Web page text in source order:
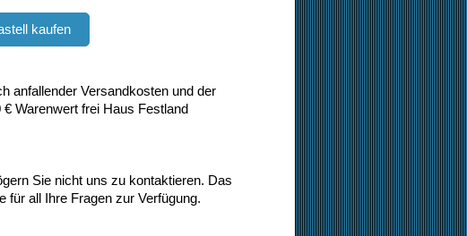
kaufen
anfallender Versandkosten und der
Warenwert frei Haus Festland
Sie nicht uns zu kontaktieren. Das
für all Ihre Fragen zur Verfügung.